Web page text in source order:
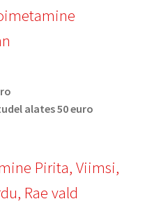
alates 50 euro
Pirita, Viimsi,
Rae vald